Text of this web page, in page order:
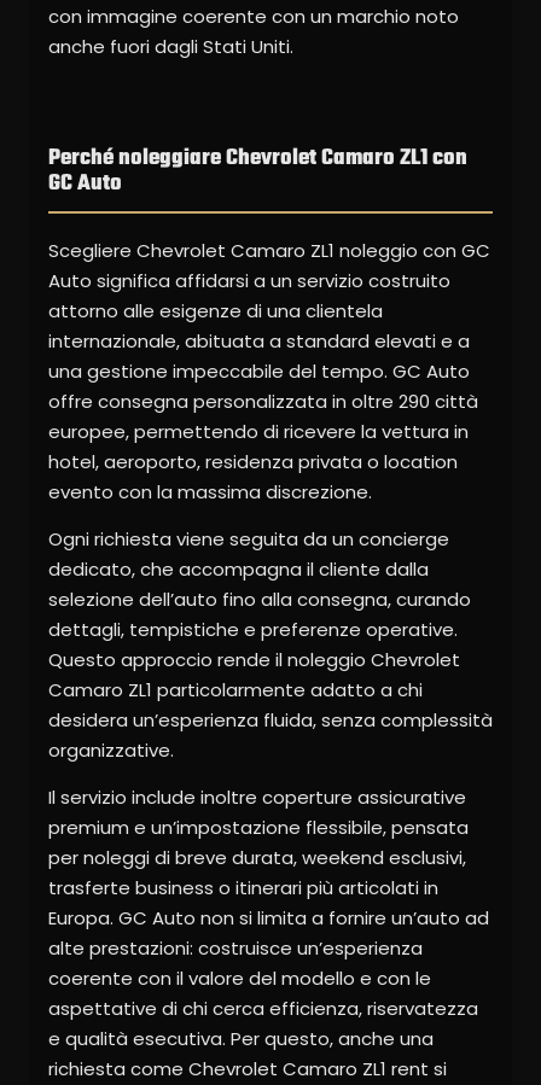
con immagine coerente con un marchio noto
anche fuori dagli Stati Uniti.
Perché noleggiare Chevrolet Camaro ZL1 con
GC Auto
Scegliere Chevrolet Camaro ZL1 noleggio con GC
Auto significa affidarsi a un servizio costruito
attorno alle esigenze di una clientela
internazionale, abituata a standard elevati e a
una gestione impeccabile del tempo. GC Auto
offre consegna personalizzata in oltre 290 città
europee, permettendo di ricevere la vettura in
hotel, aeroporto, residenza privata o location
evento con la massima discrezione.
Ogni richiesta viene seguita da un concierge
dedicato, che accompagna il cliente dalla
selezione dell’auto fino alla consegna, curando
dettagli, tempistiche e preferenze operative.
Questo approccio rende il noleggio Chevrolet
Camaro ZL1 particolarmente adatto a chi
desidera un’esperienza fluida, senza complessità
organizzative.
Il servizio include inoltre coperture assicurative
premium e un’impostazione flessibile, pensata
per noleggi di breve durata, weekend esclusivi,
trasferte business o itinerari più articolati in
Europa. GC Auto non si limita a fornire un’auto ad
alte prestazioni: costruisce un’esperienza
coerente con il valore del modello e con le
aspettative di chi cerca efficienza, riservatezza
e qualità esecutiva. Per questo, anche una
richiesta come Chevrolet Camaro ZL1 rent si